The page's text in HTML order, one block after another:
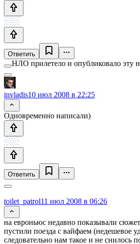
Ответить
НЛО прилетело и опубликовало эту
invladis10 июл 2008 в 22:25
Одновременно написали)
Ответить
toilet_patrol11 июл 2008 в 06:26
на евроньюс недавно показывали
пустили поезда с вайфаем (недешевое
следовательно нам такое и не снилось